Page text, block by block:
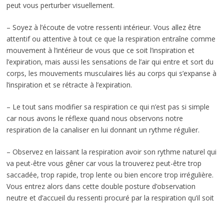
peut vous perturber visuellement.
– Soyez à l’écoute de votre ressenti intérieur. Vous allez être
attentif ou attentive à tout ce que la respiration entraîne comme
mouvement à l’intérieur de vous que ce soit l’inspiration et
l’expiration, mais aussi les sensations de l’air qui entre et sort du
corps, les mouvements musculaires liés au corps qui s’expanse à
l’inspiration et se rétracte à l’expiration.
– Le tout sans modifier sa respiration ce qui n’est pas si simple
car nous avons le réflexe quand nous observons notre
respiration de la canaliser en lui donnant un rythme régulier.
– Observez en laissant la respiration avoir son rythme naturel qui
va peut-être vous gêner car vous la trouverez peut-être trop
saccadée, trop rapide, trop lente ou bien encore trop irrégulière.
Vous entrez alors dans cette double posture d’observation
neutre et d’accueil du ressenti procuré par la respiration qu’il soit